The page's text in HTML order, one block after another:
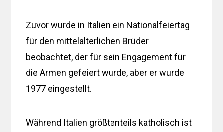
Zuvor wurde in Italien ein Nationalfeiertag
für den mittelalterlichen Brüder
beobachtet, der für sein Engagement für
die Armen gefeiert wurde, aber er wurde
1977 eingestellt.
Während Italien größtenteils katholisch ist